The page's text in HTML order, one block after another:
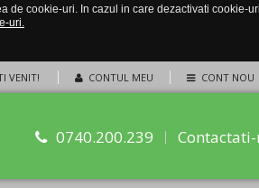
cookie-uri. In cazul in care dezactivati cookie-
uri.
CONTUL MEU CONT NOU
VENIT!
0740.200.239 Contactati-